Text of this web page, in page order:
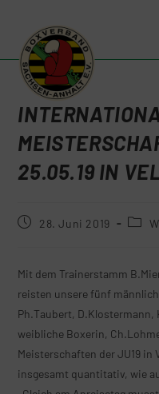
25.05.19 IN
28. Juni 2019
Mit dem Trainerstamm
reisten unsere fünf
Ph.Taubert,
weibliche Boxerin,
Meisterschaften der JU19 in
insgesamt quantitativ, wie